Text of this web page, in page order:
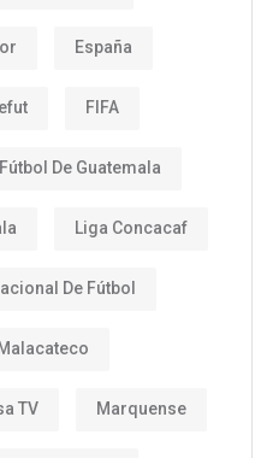
España
FIFA
Fútbol De Guatemala
Liga Concacaf
De Fútbol
Malacateco
TV Marquense